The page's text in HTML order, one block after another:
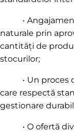
• Angajament
naturale prin
cantități de
stocurilor;
• Un proces
care respectă
gestionare
• O ofertă